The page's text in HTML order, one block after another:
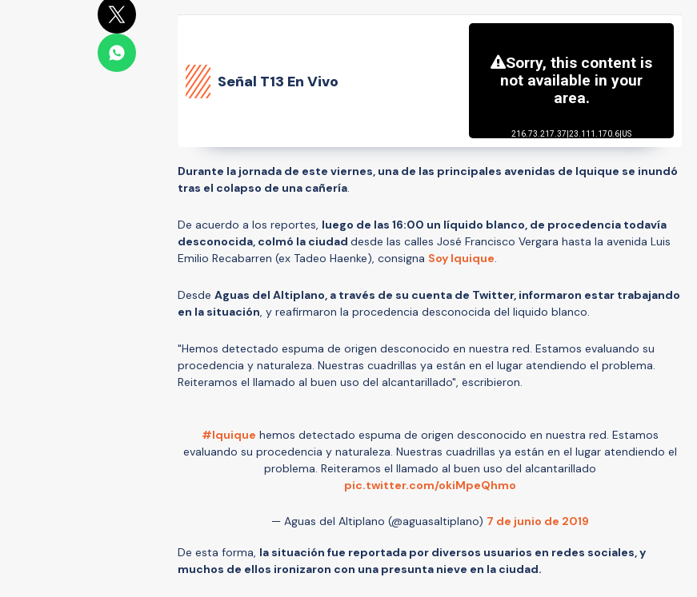
Señal T13 En Vivo
Durante la jornada de este viernes, una de las principales avenidas de Iquique se inundó
tras el colapso de una cañería.
De acuerdo a los reportes, luego de las 16:00 un líquido blanco, de procedencia todavía
desconocida, colmó la ciudad desde las calles José Francisco Vergara hasta la avenida Luis
Emilio Recabarren (ex Tadeo Haenke), consigna Soy Iquique.
Desde Aguas del Altiplano, a través de su cuenta de Twitter, informaron estar trabajando
en la situación, y reafirmaron la procedencia desconocida del liquido blanco.
"Hemos detectado espuma de origen desconocido en nuestra red. Estamos evaluando su
procedencia y naturaleza. Nuestras cuadrillas ya están en el lugar atendiendo el problema.
Reiteramos el llamado al buen uso del alcantarillado", escribieron.
#Iquique hemos detectado espuma de origen desconocido en nuestra red. Estamos
evaluando su procedencia y naturaleza. Nuestras cuadrillas ya están en el lugar atendiendo el
problema. Reiteramos el llamado al buen uso del alcantarillado
pic.twitter.com/okiMpeQhmo
— Aguas del Altiplano (@aguasaltiplano) 7 de junio de 2019
De esta forma, la situación fue reportada por diversos usuarios en redes sociales, y
muchos de ellos ironizaron con una presunta nieve en la ciudad.